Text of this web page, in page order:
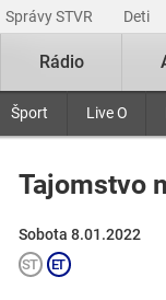
Správy STVR Deti
Šport Live O
Rádio
Tajomstvo
Sobota 8.01.2022